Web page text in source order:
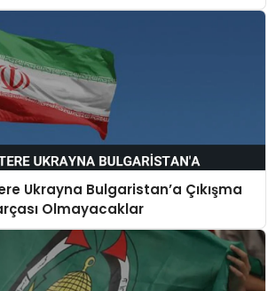
Ukrayna Bulgaristan’a Çıkışma
Olmayacaklar